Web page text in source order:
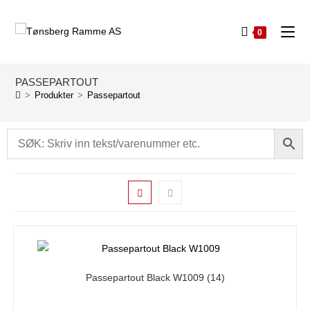
0
PASSEPARTOUT
> Produkter > Passepartout
Passepartout Black W1009 (14)